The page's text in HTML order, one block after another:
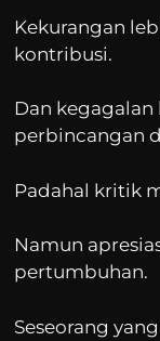
Kekurangan
kontribusi.
Dan
perbincangan
Padahal kritik
Namun
pertumbuhan.
Seseorang